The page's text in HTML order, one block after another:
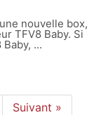
nouvelle box,
TFV8 Baby. Si
...
Suivant »